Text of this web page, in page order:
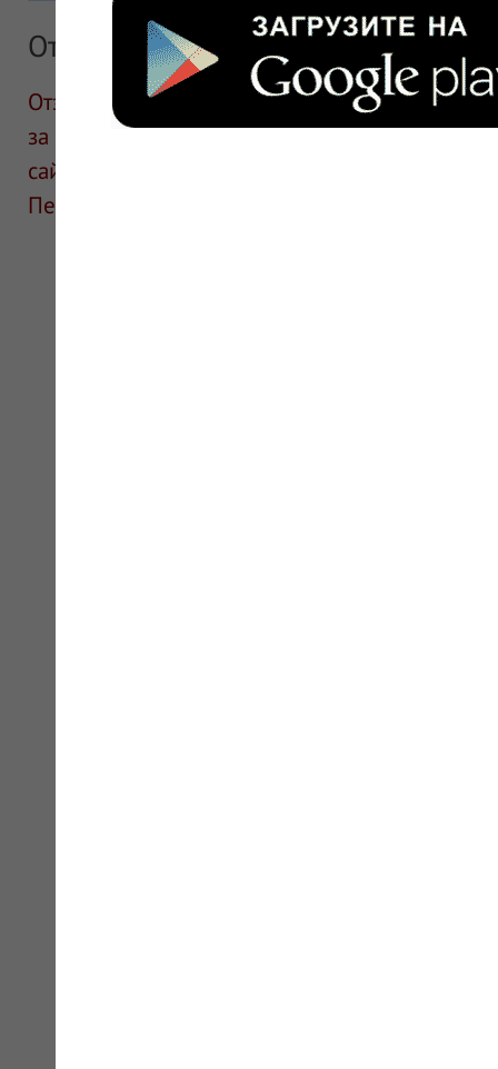
Отзывы
Отзывы размещают посетители сайта.
за информацию в отзывах. Описание
сайте для ознакомления и не является
Перед применением необходима